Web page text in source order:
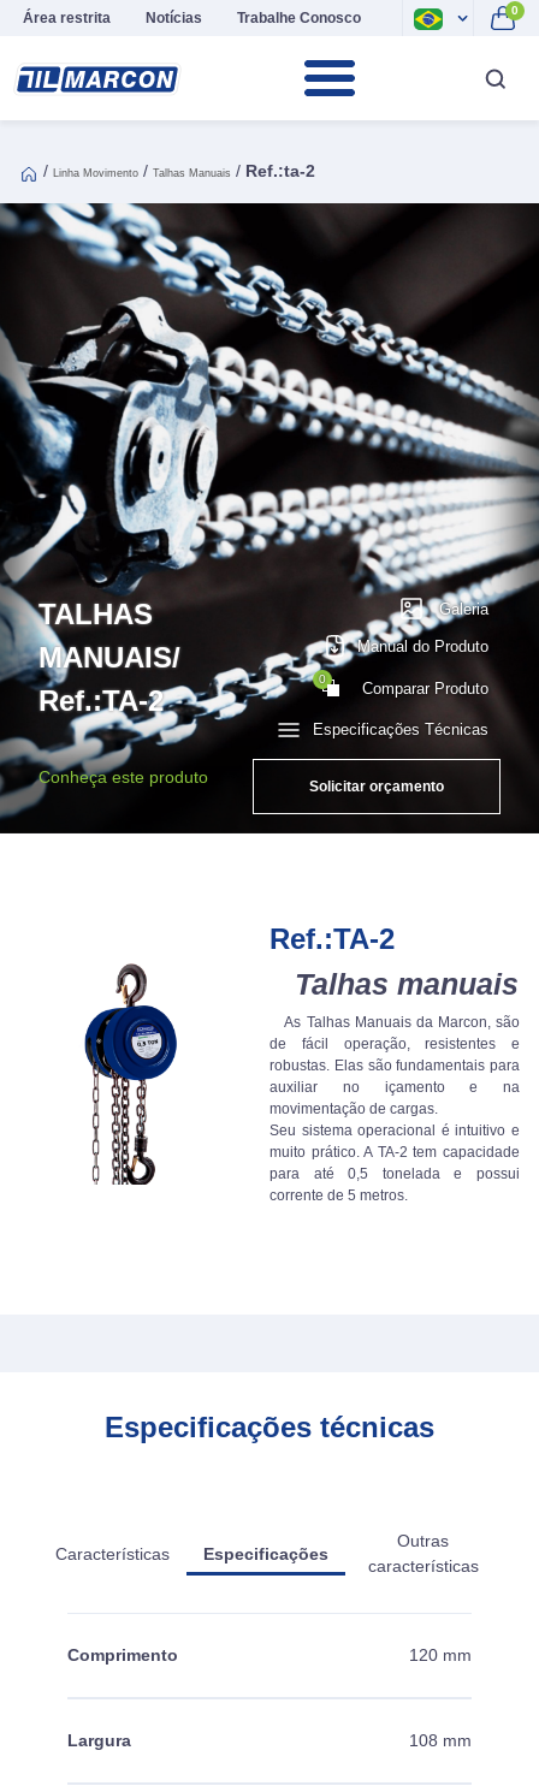
Área restrita Notícias Trabalhe Conosco 0
/ Linha Movimento / Talhas Manuais / Ref.:ta-2
TALHAS
MANUAIS/
Ref.:TA-2
Especificações Técnicas
Galeria
Manual do Produto
0 Comparar Produto
Conheça este produto Solicitar orçamento
Ref.:TA-2
Talhas manuais
As Talhas Manuais da Marcon, são
de fácil operação, resistentes e
robustas. Elas são fundamentais para
auxiliar no içamento e na
movimentação de cargas.
Seu sistema operacional é intuitivo e
muito prático. A TA-2 tem capacidade
para até 0,5 tonelada e possui
corrente de 5 metros.
Especificações técnicas
Características Especificações
Outras
características
Comprimento 120 mm
Largura 108 mm